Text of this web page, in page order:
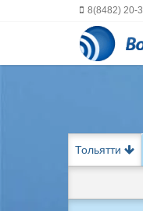
8(8482) 20-
Тольятти